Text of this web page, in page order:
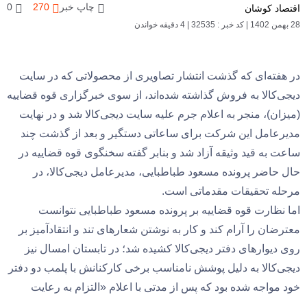
اقتصاد کوشان
28 بهمن 1402 | کد خبر : 32535 | 4 دقیقه خواندن
چاپ خبر 270
0
در هفته‌ای که گذشت انتشار تصاویری از محصولاتی که در سایت
دیجی‌کالا به فروش گذاشته شده‌اند، از سوی خبرگزاری قوه قضاییه
(میزان)، منجر به اعلام جرم علیه سایت دیجی‌کالا شد و در نهایت
مدیرعامل این شرکت برای ساعاتی دستگیر و بعد از گذشت چند
ساعت به قید وثیقه آزاد شد و بنابر گفته سخنگوی قوه قضاییه در
حال حاضر پرونده مسعود طباطبایی، مدیرعامل دیجی‌کالا، در
مرحله تحقیقات مقدماتی است.
اما نظارت قوه قضاییه بر پرونده مسعود طباطبایی نتوانست
معترضان را آرام کند و کار به نوشتن شعارهای تند و انتقادآمیز بر
روی دیوارهای دفتر دیجی‌کالا کشیده شد؛ در تابستان امسال نیز
دیجی‌کالا به دلیل پوشش نامناسب برخی کارکنانش با پلمب دو دفتر
خود مواجه شده بود که پس از مدتی با اعلام «التزام به رعایت